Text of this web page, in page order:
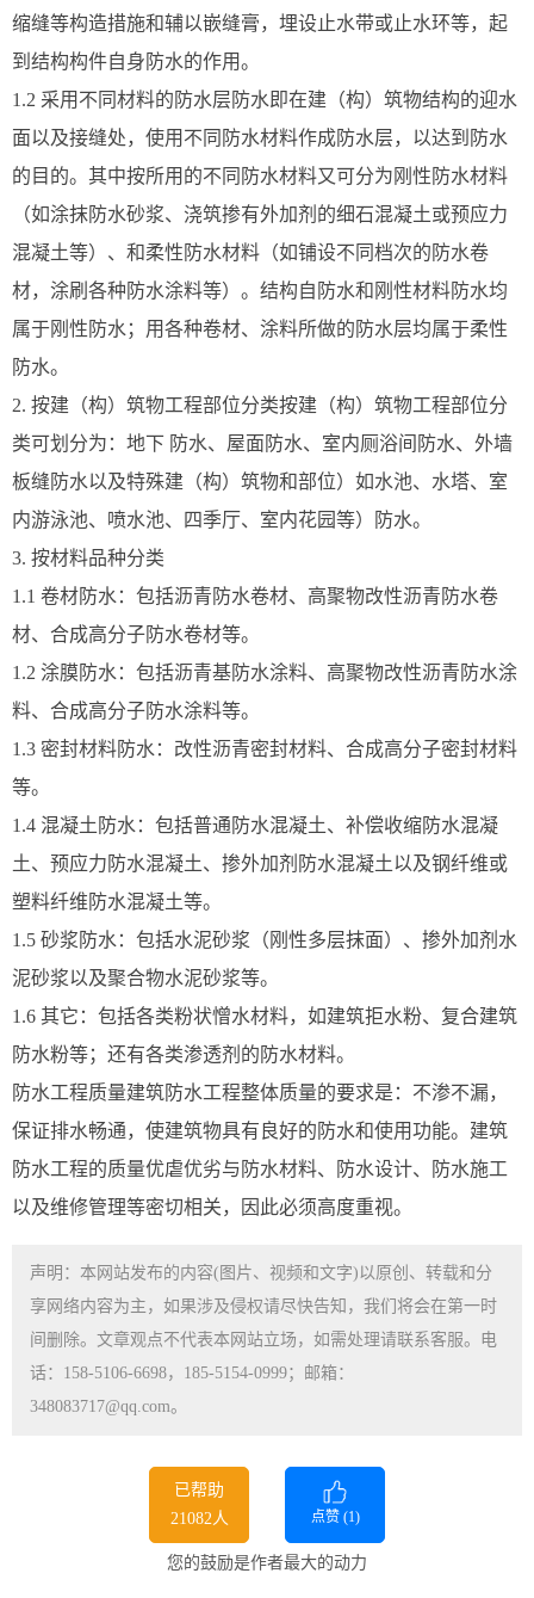
缩缝等构造措施和辅以嵌缝膏，埋设止水带或止水环等，起
到结构构件自身防水的作用。
1.2 采用不同材料的防水层防水即在建（构）筑物结构的迎水
面以及接缝处，使用不同防水材料作成防水层，以达到防水
的目的。其中按所用的不同防水材料又可分为刚性防水材料
（如涂抹防水砂浆、浇筑掺有外加剂的细石混凝土或预应力
混凝土等）、和柔性防水材料（如铺设不同档次的防水卷
材，涂刷各种防水涂料等）。结构自防水和刚性材料防水均
属于刚性防水；用各种卷材、涂料所做的防水层均属于柔性
防水。
2. 按建（构）筑物工程部位分类按建（构）筑物工程部位分
类可划分为：地下 防水、屋面防水、室内厕浴间防水、外墙
板缝防水以及特殊建（构）筑物和部位）如水池、水塔、室
内游泳池、喷水池、四季厅、室内花园等）防水。
3. 按材料品种分类
1.1 卷材防水：包括沥青防水卷材、高聚物改性沥青防水卷
材、合成高分子防水卷材等。
1.2 涂膜防水：包括沥青基防水涂料、高聚物改性沥青防水涂
料、合成高分子防水涂料等。
1.3 密封材料防水：改性沥青密封材料、合成高分子密封材料
等。
1.4 混凝土防水：包括普通防水混凝土、补偿收缩防水混凝
土、预应力防水混凝土、掺外加剂防水混凝土以及钢纤维或
塑料纤维防水混凝土等。
1.5 砂浆防水：包括水泥砂浆（刚性多层抹面）、掺外加剂水
泥砂浆以及聚合物水泥砂浆等。
1.6 其它：包括各类粉状憎水材料，如建筑拒水粉、复合建筑
防水粉等；还有各类渗透剂的防水材料。
防水工程质量建筑防水工程整体质量的要求是：不渗不漏，
保证排水畅通，使建筑物具有良好的防水和使用功能。建筑
防水工程的质量优虐优劣与防水材料、防水设计、防水施工
以及维修管理等密切相关，因此必须高度重视。
声明：本网站发布的内容(图片、视频和文字)以原创、转载和分
享网络内容为主，如果涉及侵权请尽快告知，我们将会在第一时
间删除。文章观点不代表本网站立场，如需处理请联系客服。电
话：158-5106-6698，185-5154-0999；邮箱：
348083717@qq.com。
已帮助
21082人
点赞 (1)
您的鼓励是作者最大的动力